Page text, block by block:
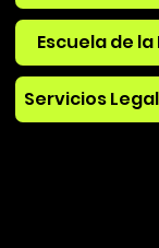
Escuela de
Servicios